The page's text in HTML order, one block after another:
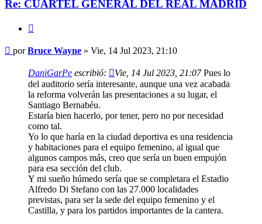
Re: CUARTEL GENERAL DEL REAL MADRID
Mensaje
porBruce Wayne » Vie, 14 Jul 2023, 21:10
DaniGarPe escribió: Vie, 14 Jul 2023, 21:07Pues lo
del auditorio sería interesante, aunque una vez acabada
la reforma volverán las presentaciones a su lugar, el
Santiago Bernabéu.
Estaría bien hacerlo, por tener, pero no por necesidad
como tal.
Yo lo que haría en la ciudad deportiva es una residencia
y habitaciones para el equipo femenino, al igual que
algunos campos más, creo que sería un buen empujón
para esa sección del club.
Y mi sueño húmedo sería que se completara el Estadio
Alfredo Di Stefano con las 27.000 localidades
previstas, para ser la sede del equipo femenino y el
Castilla, y para los partidos importantes de la cantera.